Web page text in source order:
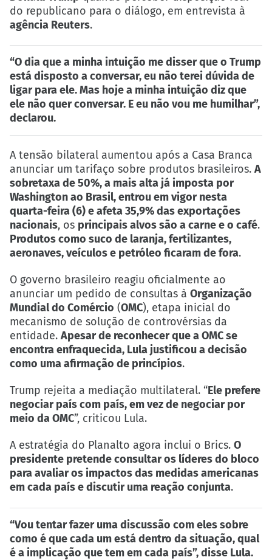
do republicano para o diálogo, em entrevista à
agência Reuters.
“O dia que a minha intuição me disser que o Trump
está disposto a conversar, eu não terei dúvida de
ligar para ele. Mas hoje a minha intuição diz que
ele não quer conversar. E eu não vou me humilhar”,
declarou.
A tensão bilateral aumentou após a Casa Branca
anunciar um tarifaço sobre produtos brasileiros. A
sobretaxa de 50%, a mais alta já imposta por
Washington ao Brasil, entrou em vigor nesta
quarta-feira (6) e afeta 35,9% das exportações
nacionais, os principais alvos são a carne e o café.
Produtos como suco de laranja, fertilizantes,
aeronaves, veículos e petróleo ficaram de fora.
O governo brasileiro reagiu oficialmente ao
anunciar um pedido de consultas à Organização
Mundial do Comércio (OMC), etapa inicial do
mecanismo de solução de controvérsias da
entidade. Apesar de reconhecer que a OMC se
encontra enfraquecida, Lula justificou a decisão
como uma afirmação de princípios.
Trump rejeita a mediação multilateral. “Ele prefere
negociar país com país, em vez de negociar por
meio da OMC”, criticou Lula.
A estratégia do Planalto agora inclui o Brics. O
presidente pretende consultar os líderes do bloco
para avaliar os impactos das medidas americanas
em cada país e discutir uma reação conjunta.
“Vou tentar fazer uma discussão com eles sobre
como é que cada um está dentro da situação, qual
é a implicação que tem em cada país”, disse Lula.